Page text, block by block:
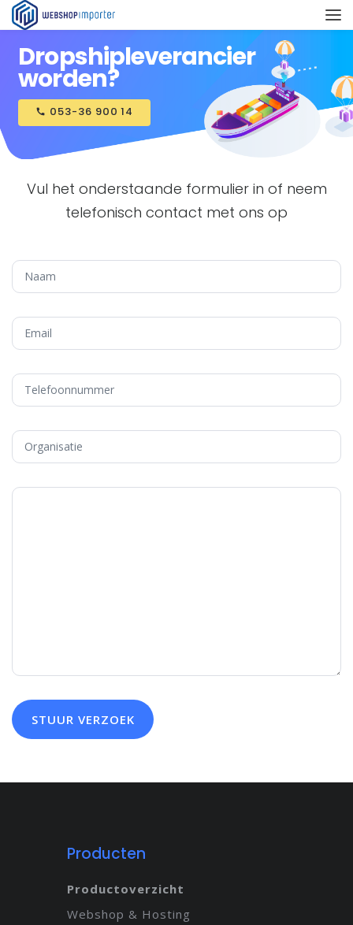
call 053-36 900 14
Dropshipleverancier
worden?
Vul het onderstaande formulier in of neem
telefonisch contact met ons op
Producten
Productoverzicht
Webshop & Hosting